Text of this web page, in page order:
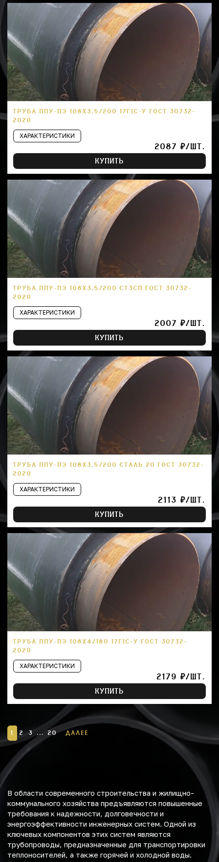
ТРУБА ППУ-ПЭ 108Х3,5/200 17Г1С-У ГОСТ 30732-
2020
ХАРАКТЕРИСТИКИ
2087 ₽/ШТ.
КУПИТЬ
ТРУБА ППУ-ПЭ 108Х3,5/200 СТ3СП ГОСТ 30732-
2020
ХАРАКТЕРИСТИКИ
2007 ₽/ШТ.
КУПИТЬ
ТРУБА ППУ-ПЭ 108Х3,5/200 СТАЛЬ 20 ГОСТ 30732-
2020
ХАРАКТЕРИСТИКИ
2113 ₽/ШТ.
КУПИТЬ
ТРУБА ППУ-ПЭ 108Х4/180 17Г1С-У ГОСТ 30732-
2020
ХАРАКТЕРИСТИКИ
2179 ₽/ШТ.
КУПИТЬ
1 2 3 ... 20 ДАЛЕЕ
В области современного строительства и жилищно-
коммунального хозяйства предъявляются повышенные
требования к надежности, долговечности и
энергоэффективности инженерных систем. Одной из
ключевых компонентов этих систем являются
трубопроводы, предназначенные для транспортировки
теплоносителей, а также горячей и холодной воды.